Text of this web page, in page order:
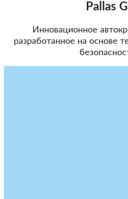
Pallas
Инновационное
разработанное на основе